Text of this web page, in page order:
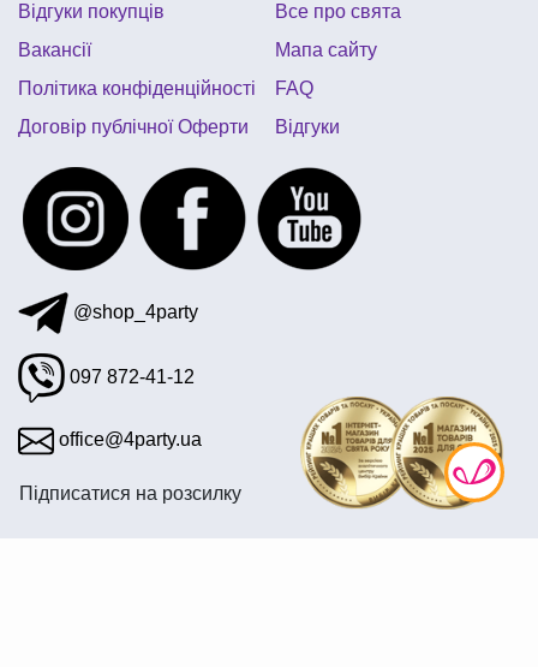
Відгуки покупців
Вакансії
Політика конфіденційності
Договір публічної Оферти
Все про свята
Мапа сайту
FAQ
Відгуки
@shop_4party
097 872-41-12
office@4party.ua
Підписатися на розсилку